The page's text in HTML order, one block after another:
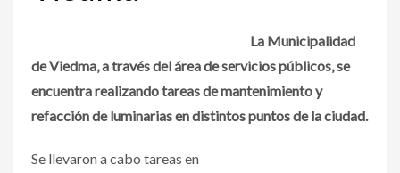
La Municipalidad
de Viedma, a través del área de servicios públicos, se
encuentra realizando tareas de mantenimiento y
refacción de luminarias en distintos puntos de la ciudad.
Se llevaron a cabo tareas en